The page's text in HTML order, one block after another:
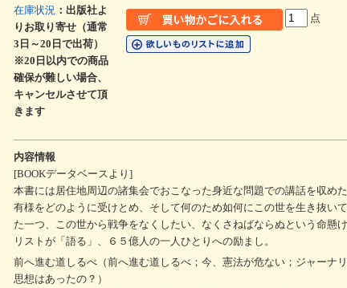
在庫状況 ：出版社よ
りお取り寄せ（通常
3日～20日で出荷）
※20日以内での商品
確保が難しい場合、
キャンセルさせて頂
きます
点
内容情報
[BOOKデータベースより]
本書には居住地周辺の諸集会でおこなった身近な問題での講話を収め
有様をどのように受けとめ、そして何のため如何にこの世を生き抜い
た一つ、この世から戦争をなくしたい、なくさねばならぬという命懸
リストが「語る」、６５億人の一人ひとりへの励まし。
前へ進む道しるべ（前へ進む道しるべ；今、憲法が危ない；ジャーナ
思想はあったの？）